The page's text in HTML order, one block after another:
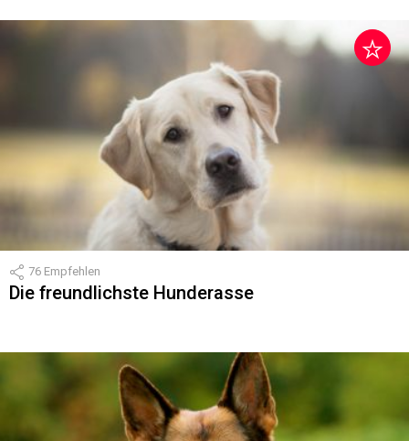
76 Empfehlen
Die freundlichste Hunderasse